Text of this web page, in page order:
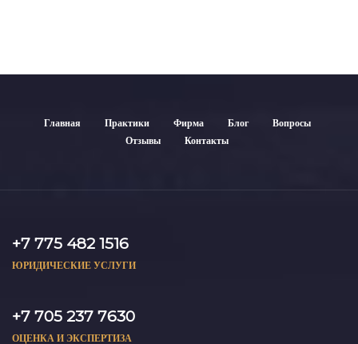
Главная Практики Фирма Блог
Вопросы
Отзывы
Контакты
+7 775 482 1516
ЮРИДИЧЕСКИЕ УСЛУГИ
+7 705 237 7630
ОЦЕНКА И ЭКСПЕРТИЗА